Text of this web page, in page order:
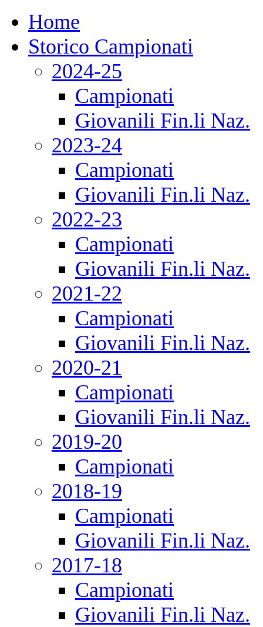
Home
Storico Campionati
2024-25
Campionati
Giovanili Fin.li Naz.
2023-24
Campionati
Giovanili Fin.li Naz.
2022-23
Campionati
Giovanili Fin.li Naz.
2021-22
Campionati
Giovanili Fin.li Naz.
2020-21
Campionati
Giovanili Fin.li Naz.
2019-20
Campionati
2018-19
Campionati
Giovanili Fin.li Naz.
2017-18
Campionati
Giovanili Fin.li Naz.